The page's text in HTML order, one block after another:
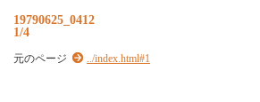
19790625_0412
1/4
元のページ ../index.html#1